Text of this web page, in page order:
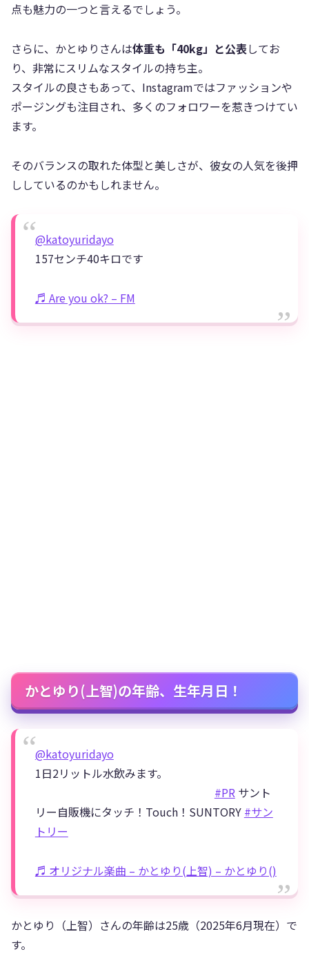
点も魅力の一つと言えるでしょう。
さらに、かとゆりさんは体重も「40kg」と公表してお
り、非常にスリムなスタイルの持ち主。
スタイルの良さもあって、Instagramではファッションや
ポージングも注目され、多くのフォロワーを惹きつけてい
ます。
そのバランスの取れた体型と美しさが、彼女の人気を後押
ししているのかもしれません。
@katoyuridayo
157センチ40キロです
♬ Are you ok? – FM
かとゆり(上智)の年齢、生年月日！
@katoyuridayo
1日2リットル水飲みます。
#PRサント
リー自販機にタッチ！Touch！SUNTORY #サン
トリー
♬ オリジナル楽曲 – かとゆり(上智) – かとゆり()
かとゆり（上智）さんの年齢は25歳（2025年6月現在）で
す。